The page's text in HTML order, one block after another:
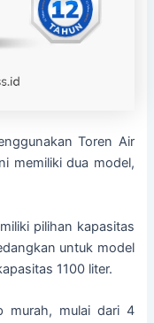
Toren Air
memiliki dua model,
pilihan kapasitas
untuk model
1100 liter.
murah, mulai dari 4